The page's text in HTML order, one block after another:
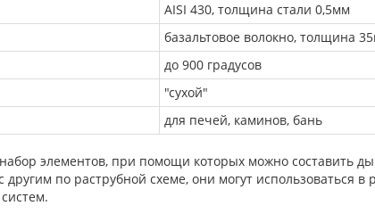
AISI 430, толщина стали 0,5мм
базальтовое волокно, толщина
до 900 градусов
"сухой"
для печей, каминов, бань
элементов, при помощи которых можно составить
по раструбной схеме, они могут использоваться